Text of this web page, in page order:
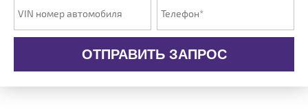
ОТПРАВИТЬ ЗАПРОС